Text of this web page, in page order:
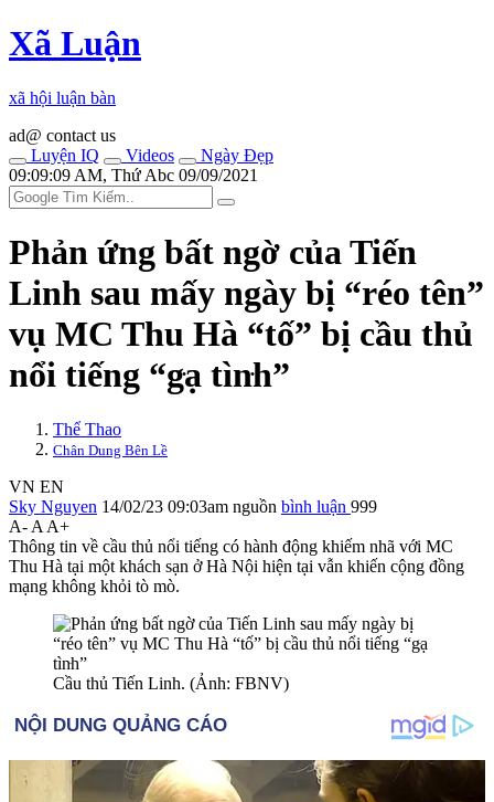
Xã Luận
xã hội luận bàn
ad@ contact us
Luyện IQ
Videos
Ngày Đẹp
09:09:09 AM, Thứ Abc 09/09/2021
Phản ứng bất ngờ của Tiến
Linh sau mấy ngày bị “réo tên”
vụ MC Thu Hà “tố” bị cầu thủ
nổi tiếng “g‌ּạ tìn‌ּh”
Thể Thao
Chân Dung Bên Lề
VN EN
Sky Nguyen 14/02/23 09:03am nguồn bình luận 999
A- A A+
Thông tin về cầu thủ nổi tiếng có hành động khiếm nhã với MC
Thu Hà tại một khách sạn ở Hà Nội hiện tại vẫn khiến cộng đồng
mạng không khỏi tò mò.
Cầu thủ Tiến Linh. (Ảnh: FBNV)